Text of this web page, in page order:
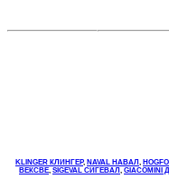
KLINGER КЛИНГЕР, NAVAL НАВАЛ ,
ВЕКСВЕ, SIGEVAL СИГЕВАЛ ,